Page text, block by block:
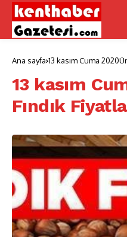
Ana sayfa 13 kasım Cuma
13 kasım
Fındık